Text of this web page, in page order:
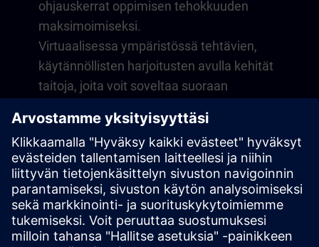
ohjauskerrat oppimisen tehokkuuden
maksimoimiseksi.
Virtuaalisessa ympäristössä tehtävien,
käytännöllisten harjoitusten avulla kehität
taitoja, joita voit soveltaa suoraan
kurssin jälkeen yhden vuoden jäsenyydellä
digitaalisella oppimisalustallamme
SITRAIN access.
Yleiskatsaus